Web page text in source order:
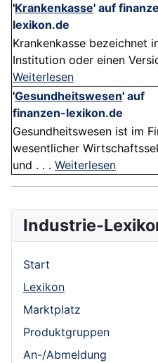
'Krankenkasse' auf
lexikon.de
Krankenkasse bezeichnet
Institution oder einen
Weiterlesen
'Gesundheitswesen' auf
finanzen-lexikon.de
Gesundheitswesen ist im
wesentlicher
und . . . Weiterlesen
Industrie-
Start
Lexikon
Marktplatz
Produktgruppen
An-/Abmeldung